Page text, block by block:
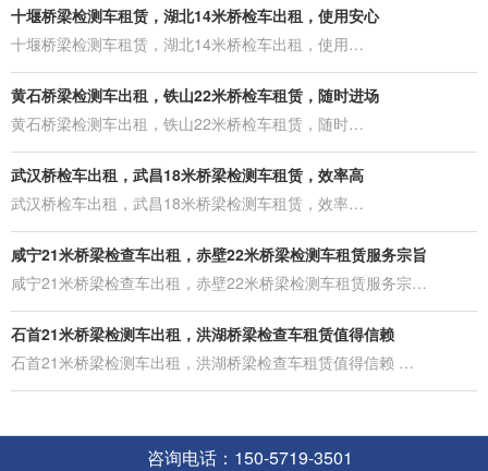
十堰桥梁检测车租赁，湖北14米桥检车出租，使用安心
十堰桥梁检测车租赁，湖北14米桥检车出租，使用…
黄石桥梁检测车出租，铁山22米桥检车租赁，随时进场
黄石桥梁检测车出租，铁山22米桥检车租赁，随时…
武汉桥检车出租，武昌18米桥梁检测车租赁，效率高
武汉桥检车出租，武昌18米桥梁检测车租赁，效率…
咸宁21米桥梁检查车出租，赤壁22米桥梁检测车租赁服务宗旨
咸宁21米桥梁检查车出租，赤壁22米桥梁检测车租赁服务宗…
石首21米桥梁检测车出租，洪湖桥梁检查车租赁值得信赖
石首21米桥梁检测车出租，洪湖桥梁检查车租赁值得信赖 …
版权所有 © 力擎设备租赁有限公司 All Rights Reserved.
咨询电话：150-5719-3501